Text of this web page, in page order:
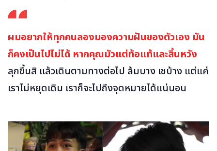
ผมอยากให้ทุกคนลองมองความฝันของตัวเอง มัน
ก็คงเป็นไปไม่ได้ หากคุณมัวแต่ท้อแท้และสิ้นหวัง
ลุกขึ้นสิ แล้วเดินตามทางต่อไป ล้มบาง เซบ้าง แต่แค่
เราไม่หยุดเดิน เราก็จะไปถึงจุดหมายได้แน่นอน